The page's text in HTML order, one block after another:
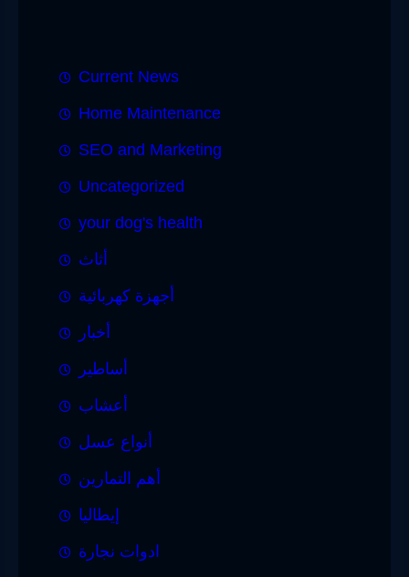
Current News
Home Maintenance
SEO and Marketing
Uncategorized
your dog's health
أثاث
أجهزة كهربائية
أخبار
أساطير
أعشاب
أنواع عسل
أهم التمارين
إيطاليا
ادوات نجارة